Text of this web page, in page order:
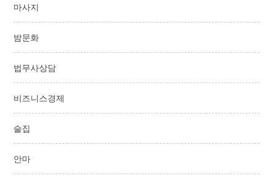
마사지
밤문화
법무사상담
비즈니스경제
술집
안마